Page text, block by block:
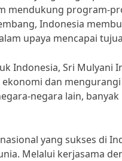
mendukung program-
Indonesia
upaya mencapai
Indonesia, Sri Mulyani
dan
negara lain,
yang sukses di
Melalui kerjasama